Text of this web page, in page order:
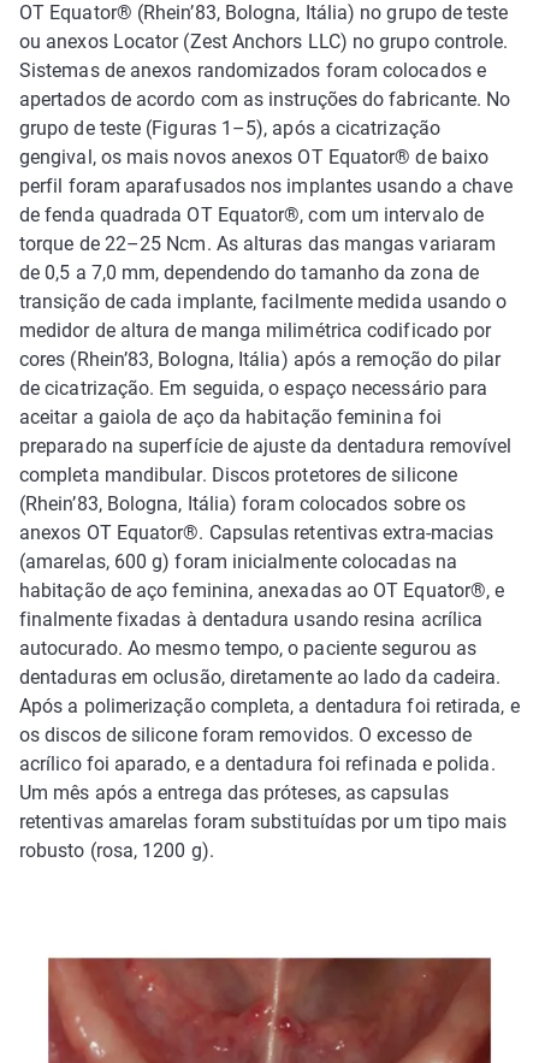
OT Equator® (Rhein’83, Bologna, Itália) no grupo de teste
ou anexos Locator (Zest Anchors LLC) no grupo controle.
Sistemas de anexos randomizados foram colocados e
apertados de acordo com as instruções do fabricante. No
grupo de teste (Figuras 1–5), após a cicatrização
gengival, os mais novos anexos OT Equator® de baixo
perfil foram aparafusados nos implantes usando a chave
de fenda quadrada OT Equator®, com um intervalo de
torque de 22–25 Ncm. As alturas das mangas variaram
de 0,5 a 7,0 mm, dependendo do tamanho da zona de
transição de cada implante, facilmente medida usando o
medidor de altura de manga milimétrica codificado por
cores (Rhein’83, Bologna, Itália) após a remoção do pilar
de cicatrização. Em seguida, o espaço necessário para
aceitar a gaiola de aço da habitação feminina foi
preparado na superfície de ajuste da dentadura removível
completa mandibular. Discos protetores de silicone
(Rhein’83, Bologna, Itália) foram colocados sobre os
anexos OT Equator®. Capsulas retentivas extra-macias
(amarelas, 600 g) foram inicialmente colocadas na
habitação de aço feminina, anexadas ao OT Equator®, e
finalmente fixadas à dentadura usando resina acrílica
autocurado. Ao mesmo tempo, o paciente segurou as
dentaduras em oclusão, diretamente ao lado da cadeira.
Após a polimerização completa, a dentadura foi retirada, e
os discos de silicone foram removidos. O excesso de
acrílico foi aparado, e a dentadura foi refinada e polida.
Um mês após a entrega das próteses, as capsulas
retentivas amarelas foram substituídas por um tipo mais
robusto (rosa, 1200 g).